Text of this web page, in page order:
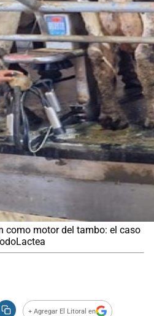
como motor del tambo: el caso
+ Agregar El Litoral en